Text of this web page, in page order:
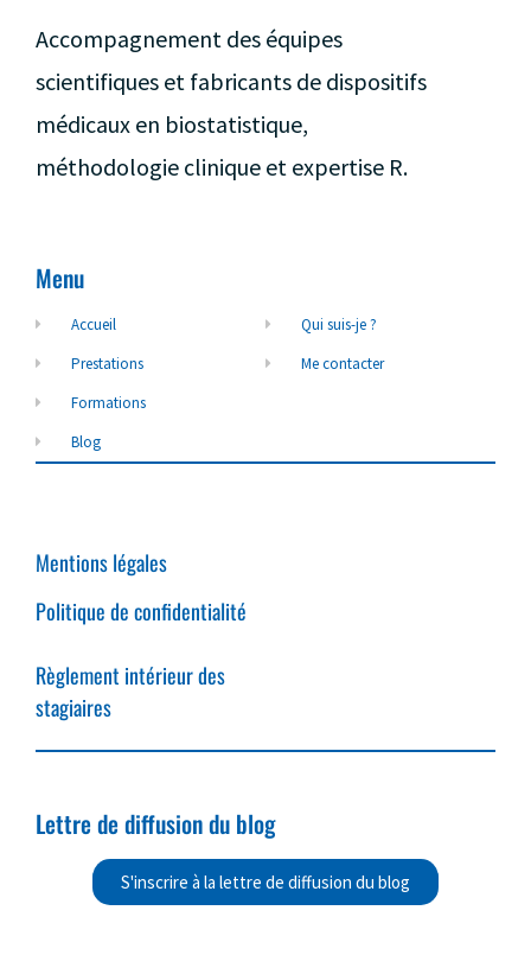
Accompagnement des équipes
scientifiques et fabricants de dispositifs
médicaux en biostatistique,
méthodologie clinique et expertise R.
Menu
Accueil
Prestations
Formations
Blog
Qui suis-je ?
Me contacter
Mentions légales
Politique de confidentialité
Règlement intérieur des
stagiaires
Lettre de diffusion du blog
S'inscrire à la lettre de diffusion du blog